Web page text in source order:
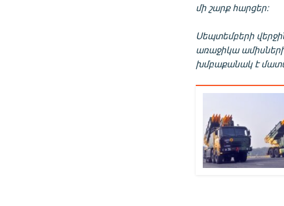
մի շարք հարցեր։
Սեպտեմբերի
առաջիկա
խմբաքանակ է